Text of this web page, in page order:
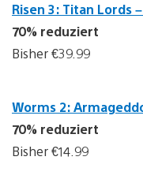
Risen 3: Titan Lords
70% reduziert
Bisher €39.99
Worms 2:
70% reduziert
Bisher €14.99